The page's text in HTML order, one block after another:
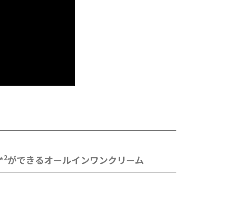
2ができるオールインワンクリーム